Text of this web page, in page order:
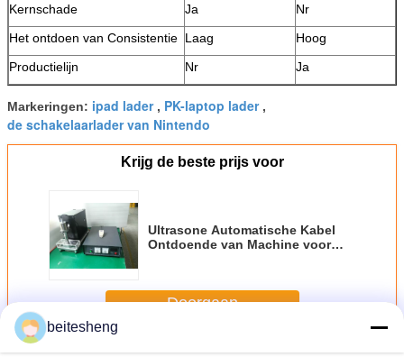
Kernschade
Ja
Nr
Het ontdoen van Consistentie Laag
Hoog
Productielijn
Nr Ja
Markeringen: ipad lader, PK-laptop lader,
de schakelaarlader van Nintendo
Krijg de beste prijs voor
Ultrasone Automatische Kabel
Ontdoende van Machine voor
Doorgaan
MeerSchakelen Power Adapters
beitesheng